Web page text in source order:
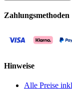
Zahlungsmethoden
Hinweise
Alle Preise